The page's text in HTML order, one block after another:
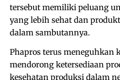
tersebut memiliki peluang
yang lebih sehat dan
dalam sambutannya.
Phapros terus meneguhkan
mendorong ketersediaan
kesehatan produksi dalam